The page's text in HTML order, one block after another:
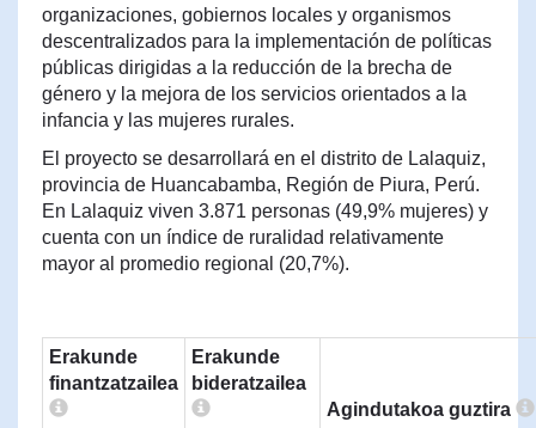
organizaciones, gobiernos locales y organismos
descentralizados para la implementación de políticas
públicas dirigidas a la reducción de la brecha de
género y la mejora de los servicios orientados a la
infancia y las mujeres rurales.
El proyecto se desarrollará en el distrito de Lalaquiz,
provincia de Huancabamba, Región de Piura, Perú.
En Lalaquiz viven 3.871 personas (49,9% mujeres) y
cuenta con un índice de ruralidad relativamente
mayor al promedio regional (20,7%).
Erakunde
finantzatzailea
Erakunde
bideratzailea
Agindutakoa guztira